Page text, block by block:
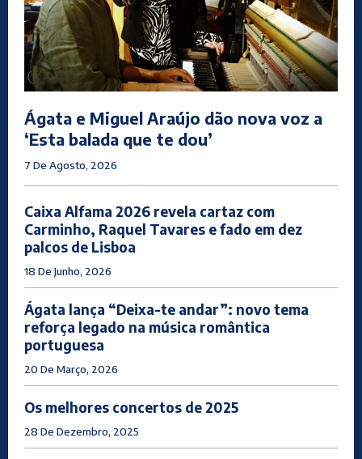
Ágata e Miguel Araújo dão nova voz a
‘Esta balada que te dou’
7 De Agosto, 2026
Caixa Alfama 2026 revela cartaz com
Carminho, Raquel Tavares e fado em dez
palcos de Lisboa
18 De Junho, 2026
Ágata lança “Deixa-te andar”: novo tema
reforça legado na música romântica
portuguesa
20 De Março, 2026
Os melhores concertos de 2025
28 De Dezembro, 2025